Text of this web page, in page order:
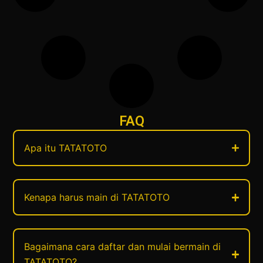
FAQ
Apa itu TATATOTO
Kenapa harus main di TATATOTO
Bagaimana cara daftar dan mulai bermain di